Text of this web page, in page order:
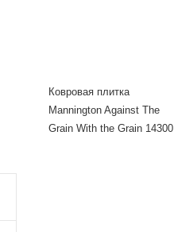
Ковровая плитка
Mannington Against The
Grain With the Grain 14300